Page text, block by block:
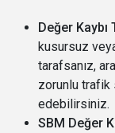
Değer Kaybı
kusursuz
tarafsanız,
zorunlu trafik
edebilirsiniz.
SBM Değer